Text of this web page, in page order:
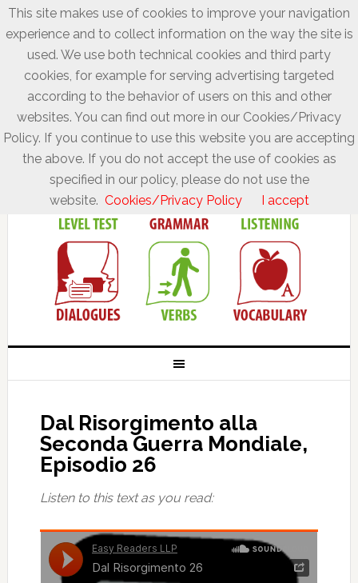
Dal Risorgimento alla
Seconda Guerra Mondiale,
Episodio 26
Listen to this text as you read:
This site makes use of cookies to improve your navigation
experience and to collect information on the way the site is
used. We use both technical cookies and third party
cookies, for example for serving advertising targeted
according to the behavior of users on this and other
websites. You can find out more in our Cookies/Privacy
Policy. If you continue to use this website you are accepting
the above. If you do not accept the use of cookies as
specified in our policy, please do not use the
website. Cookies/Privacy Policy I accept